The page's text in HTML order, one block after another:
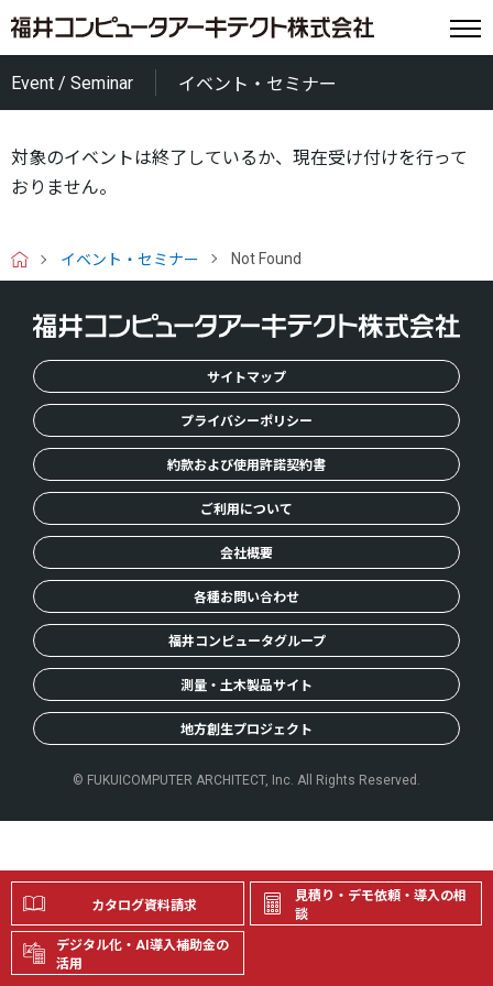
Event / Seminar イベント・セミナー
対象のイベントは終了しているか、現在受け付けを行って
おりません。
H
イベント・セミナー Not Found
カタログ資料請求
見積り・デモ依頼・導入の相
談
デジタル化・AI導入補助金の
活用
サイトマップ
プライバシーポリシー
約款および使用許諾契約書
ご利用について
会社概要
各種お問い合わせ
福井コンピュータグループ
測量・土木製品サイト
地方創生プロジェクト
© FUKUICOMPUTER ARCHITECT, Inc. All Rights Reserved.